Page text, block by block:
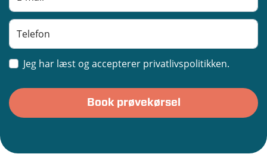
Jeg har læst og accepterer privatlivspolitikken.